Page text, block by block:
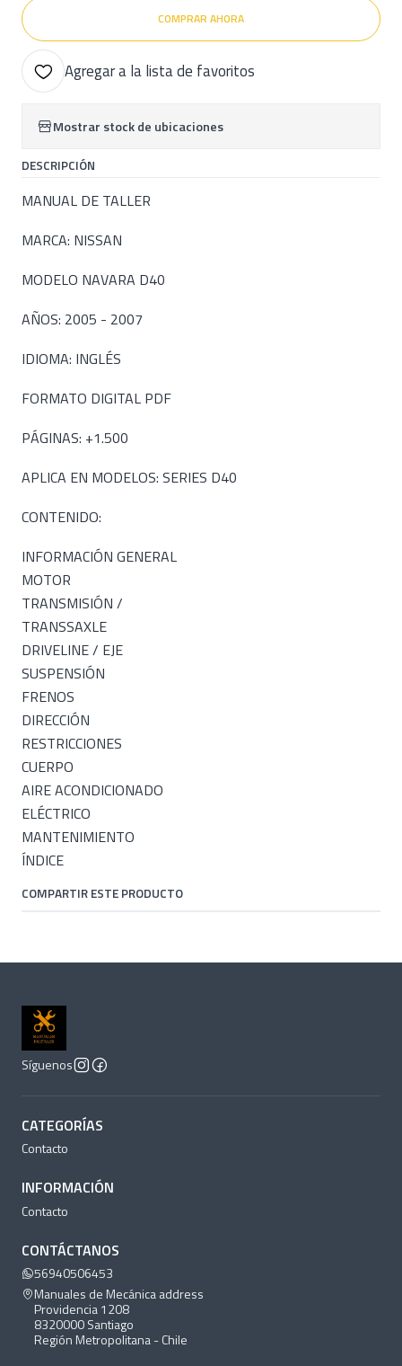
COMPRAR AHORA
Agregar a la lista de favoritos
Mostrar stock de ubicaciones
DESCRIPCIÓN
MANUAL DE TALLER
MARCA: NISSAN
MODELO NAVARA D40
AÑOS: 2005 - 2007
IDIOMA: INGLÉS
FORMATO DIGITAL PDF
PÁGINAS: +1.500
APLICA EN MODELOS: SERIES D40
CONTENIDO:
INFORMACIÓN GENERAL
MOTOR
TRANSMISIÓN /
TRANSSAXLE
DRIVELINE / EJE
SUSPENSIÓN
FRENOS
DIRECCIÓN
RESTRICCIONES
CUERPO
AIRE ACONDICIONADO
ELÉCTRICO
MANTENIMIENTO
ÍNDICE
COMPARTIR ESTE PRODUCTO
Síguenos
CATEGORÍAS
Contacto
INFORMACIÓN
Contacto
CONTÁCTANOS
56940506453
Manuales de Mecánica address
Providencia 1208
8320000 Santiago
Región Metropolitana - Chile